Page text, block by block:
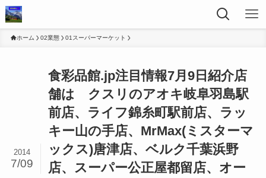
ホーム 02業態 01スーパーマーケット
食彩品館.jp注目情報7月9日紹介店
舗は クスリのアオキ岐阜羽島駅
前店、ライフ錦糸町駅前店、ラッ
キー山の手店、MrMax(ミスターマ
ックス)唐津店、ベルク千葉浜野
店、スーパー公正屋都留店、オー
2014
7/09